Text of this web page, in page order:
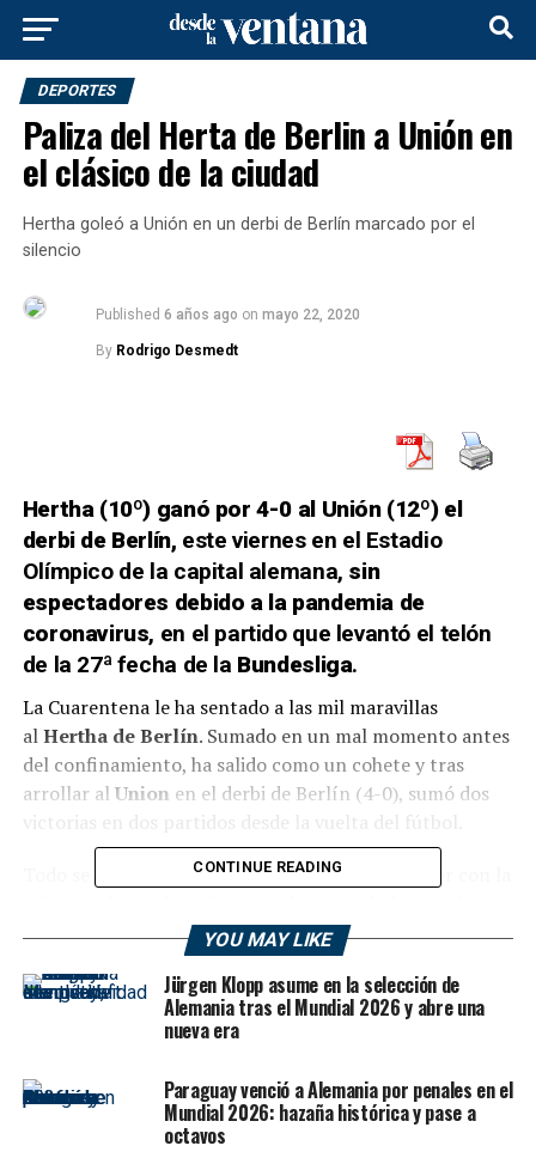
DEPORTES
Paliza del Herta de Berlin a Unión en
el clásico de la ciudad
Hertha goleó a Unión en un derbi de Berlín marcado por el
silencio
Published 6 años ago on mayo 22, 2020
By Rodrigo Desmedt
Hertha (10º) ganó por 4-0 al Unión (12º) el
derbi de Berlín, este viernes en el Estadio
Olímpico de la capital alemana, sin
espectadores debido a la pandemia de
coronavirus, en el partido que levantó el telón
de la 27ª fecha de la Bundesliga.
La Cuarentena le ha sentado a las mil maravillas
alHertha de Berlín. Sumado en un mal momento antes
del confinamiento, ha salido como un cohete y tras
arrollar al Union en el derbi de Berlín (4-0), sumó dos
victorias en dos partidos desde la vuelta del fútbol.
Todo se decidió en la segunda mitad, nada que ver con la
menos una clara de Lukebakio abortada por Gikiewicz.
Una historia muy distinta que tras el paso de vestuarios,
en el que Labbadia espoleó a sus jugadores. Tanto es así
que, en un centro medido de
minuto, el bosnio se vestía de asistente para encontrar
Lukebakio, quien quebraba al portero y
CONTINUE READING
YOU MAY LIKE
Jürgen Klopp asume en la selección de
Alemania tras el Mundial 2026 y abre una
nueva era
Paraguay venció a Alemania por penales en el
Mundial 2026: hazaña histórica y pase a
octavos